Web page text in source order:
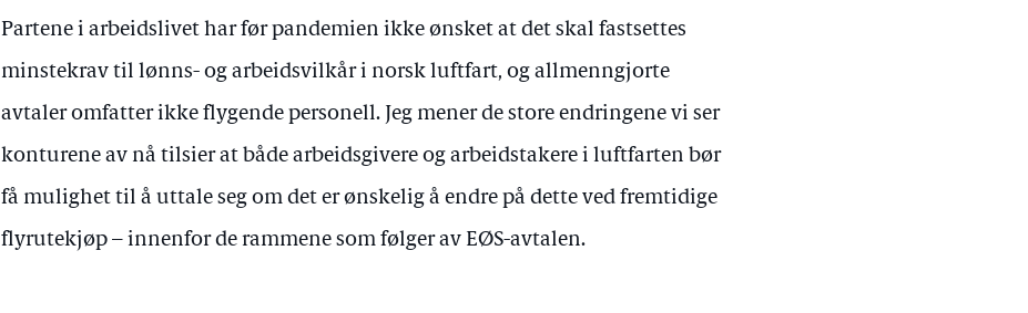
Partene i arbeidslivet har før pandemien ikke ønsket at det skal fastsettes
minstekrav til lønns- og arbeidsvilkår i norsk luftfart, og allmenngjorte
avtaler omfatter ikke flygende personell. Jeg mener de store endringene vi ser
konturene av nå tilsier at både arbeidsgivere og arbeidstakere i luftfarten bør
få mulighet til å uttale seg om det er ønskelig å endre på dette ved fremtidige
flyrutekjøp – innenfor de rammene som følger av EØS-avtalen.